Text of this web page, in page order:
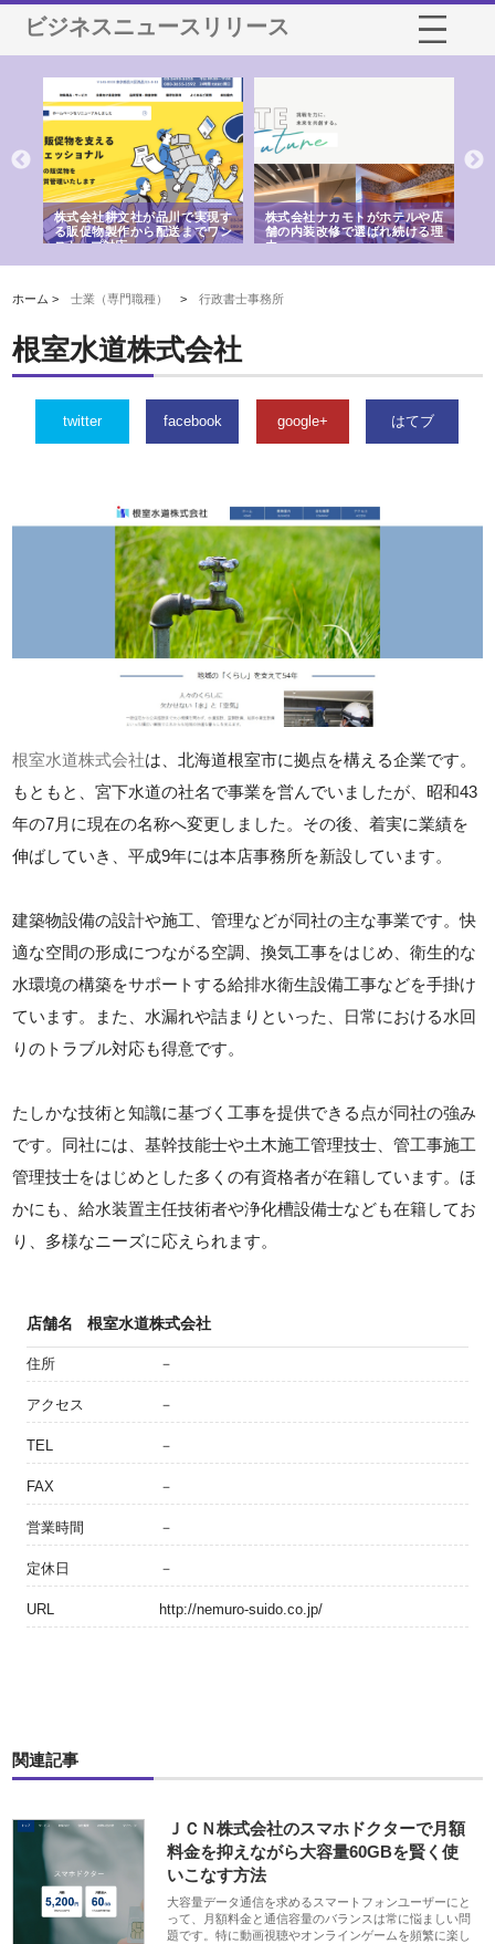
ビジネスニュースリリース
株式会社耕文社が品川で実現す
る販促物製作から配送までワン
ストップ対応
株式会社ナカモトがホテルや店
舗の内装改修で選ばれ続ける理
由
ホーム >士業（専門職種） >行政書士事務所
根室水道株式会社
twitter facebook google+ はてブ
根室水道株式会社は、北海道根室市に拠点を構える企業です。
もともと、宮下水道の社名で事業を営んでいましたが、昭和43
年の7月に現在の名称へ変更しました。その後、着実に業績を
伸ばしていき、平成9年には本店事務所を新設しています。
建築物設備の設計や施工、管理などが同社の主な事業です。快
適な空間の形成につながる空調、換気工事をはじめ、衛生的な
水環境の構築をサポートする給排水衛生設備工事などを手掛け
ています。また、水漏れや詰まりといった、日常における水回
りのトラブル対応も得意です。
たしかな技術と知識に基づく工事を提供できる点が同社の強み
です。同社には、基幹技能士や土木施工管理技士、管工事施工
管理技士をはじめとした多くの有資格者が在籍しています。ほ
かにも、給水装置主任技術者や浄化槽設備士なども在籍してお
り、多様なニーズに応えられます。
店舗名 根室水道株式会社
住所 －
アクセス －
TEL －
FAX －
営業時間 －
定休日 －
URL http://nemuro-suido.co.jp/
関連記事
ＪＣＮ株式会社のスマホドクターで月額
料金を抑えながら大容量60GBを賢く使
いこなす方法
大容量データ通信を求めるスマートフォンユーザーにと
って、月額料金と通信容量のバランスは常に悩ましい問
題です。特に動画視聴やオンラインゲームを頻繁に楽し